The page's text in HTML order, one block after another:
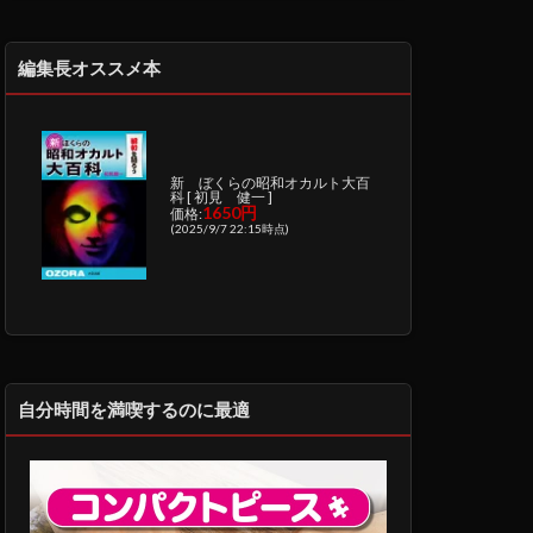
編集長オススメ本
新 ぼくらの昭和オカルト大百
科 [ 初見 健一 ]
価格:1650円
(2025/9/7 22:15時点)
自分時間を満喫するのに最適